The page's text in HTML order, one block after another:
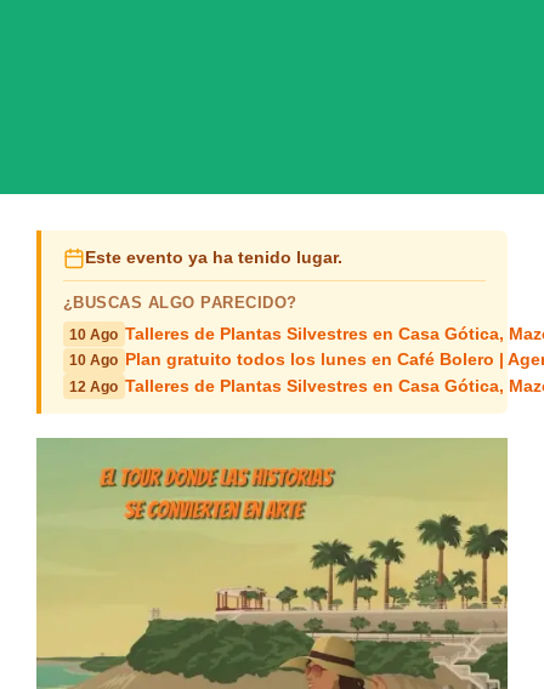
Este evento ya ha tenido lugar.
¿BUSCAS ALGO PARECIDO?
10 Ago Talleres de Plantas Silvestres en Casa Gótica,
10 Ago Plan gratuito todos los lunes en Café Bolero |
12 Ago Talleres de Plantas Silvestres en Casa Gótica,